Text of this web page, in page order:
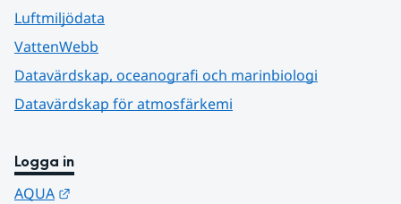
Luftmiljödata
VattenWebb
Datavärdskap, oceanografi och marinbiologi
Datavärdskap för atmosfärkemi
Logga in
AQUA